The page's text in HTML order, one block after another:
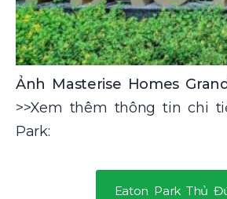
Ảnh Masterise Homes
>>Xem thêm thông tin chi
Park:
Eaton Park Thủ